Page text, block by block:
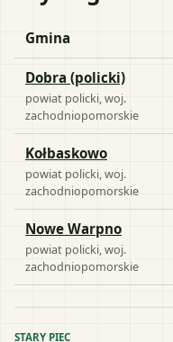
Gmina
Dobra (policki)
powiat policki , woj.
zachodniopomorskie
Kołbaskowo
powiat policki , woj.
zachodniopomorskie
Nowe Warpno
powiat policki , woj.
zachodniopomorskie
STARY PIEC